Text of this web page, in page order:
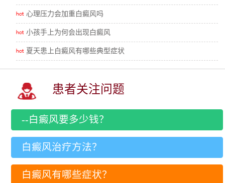
心理压力会加重白癜风吗
小孩手上为何会出现白癜风
夏天患上白癜风有哪些典型症状
患者关注问题
--白癜风要多少钱？
白癜风治疗方法？
白癜风有哪些症状？